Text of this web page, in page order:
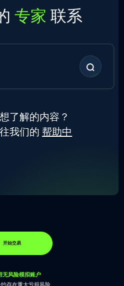
专家 联系
了解的内容？
我们的帮助中
开始交易
无风险模拟账户
存在重大亏损风险